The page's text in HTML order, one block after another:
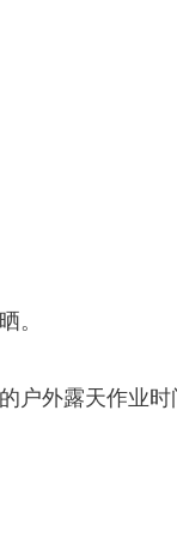
。
外露天作业时